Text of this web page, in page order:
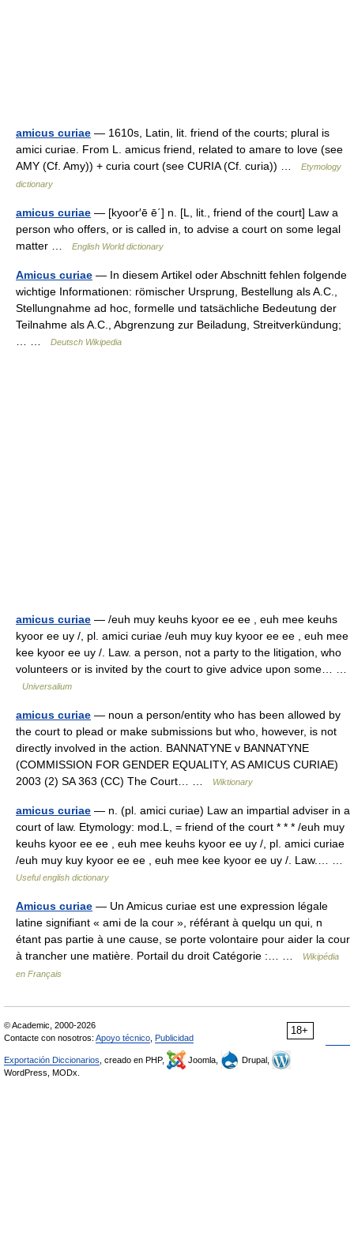
amicus curiae — 1610s, Latin, lit. friend of the courts; plural is
amici curiae. From L. amicus friend, related to amare to love (see
AMY (Cf. Amy)) + curia court (see CURIA (Cf. curia)) …
Etymology
dictionary
amicus curiae — [kyoor′ē ē΄] n. [L, lit., friend of the court] Law a
person who offers, or is called in, to advise a court on some legal
matter …
English World dictionary
Amicus curiae — In diesem Artikel oder Abschnitt fehlen folgende
wichtige Informationen: römischer Ursprung, Bestellung als A.C.,
Stellungnahme ad hoc, formelle und tatsächliche Bedeutung der
Teilnahme als A.C., Abgrenzung zur Beiladung, Streitverkündung;
Deutsch Wikipedia
amicus curiae — /euh muy keuhs kyoor ee ee , euh mee keuhs
kyoor ee uy /, pl. amici curiae /euh muy kuy kyoor ee ee , euh mee
kee kyoor ee uy /. Law. a person, not a party to the litigation, who
volunteers or is invited by the court to give advice upon some… …
Universalium
amicus curiae — noun a person/entity who has been allowed by
the court to plead or make submissions but who, however, is not
directly involved in the action. BANNATYNE v BANNATYNE
(COMMISSION FOR GENDER EQUALITY, AS AMICUS CURIAE)
2003 (2) SA 363 (CC) The Court… …
Wiktionary
amicus curiae — n. (pl. amici curiae) Law an impartial adviser in a
court of law. Etymology: mod.L, = friend of the court * * * /euh muy
keuhs kyoor ee ee , euh mee keuhs kyoor ee uy /, pl. amici curiae
/euh muy kuy kyoor ee ee , euh mee kee kyoor ee uy /. Law.… …
Useful english dictionary
Amicus curiae — Un Amicus curiae est une expression légale
latine signifiant « ami de la cour », référant à quelqu un qui, n
étant pas partie à une cause, se porte volontaire pour aider la cour
à trancher une matière. Portail du droit Catégorie :… …
Wikipédia
en Français
18+
© Academic, 2000-2026
Contacte con nosotros: Apoyo técnico Publicidad
Exportación Diccionarios , creado en PHP, Joomla,
Drupal,
WordPress, MODx.